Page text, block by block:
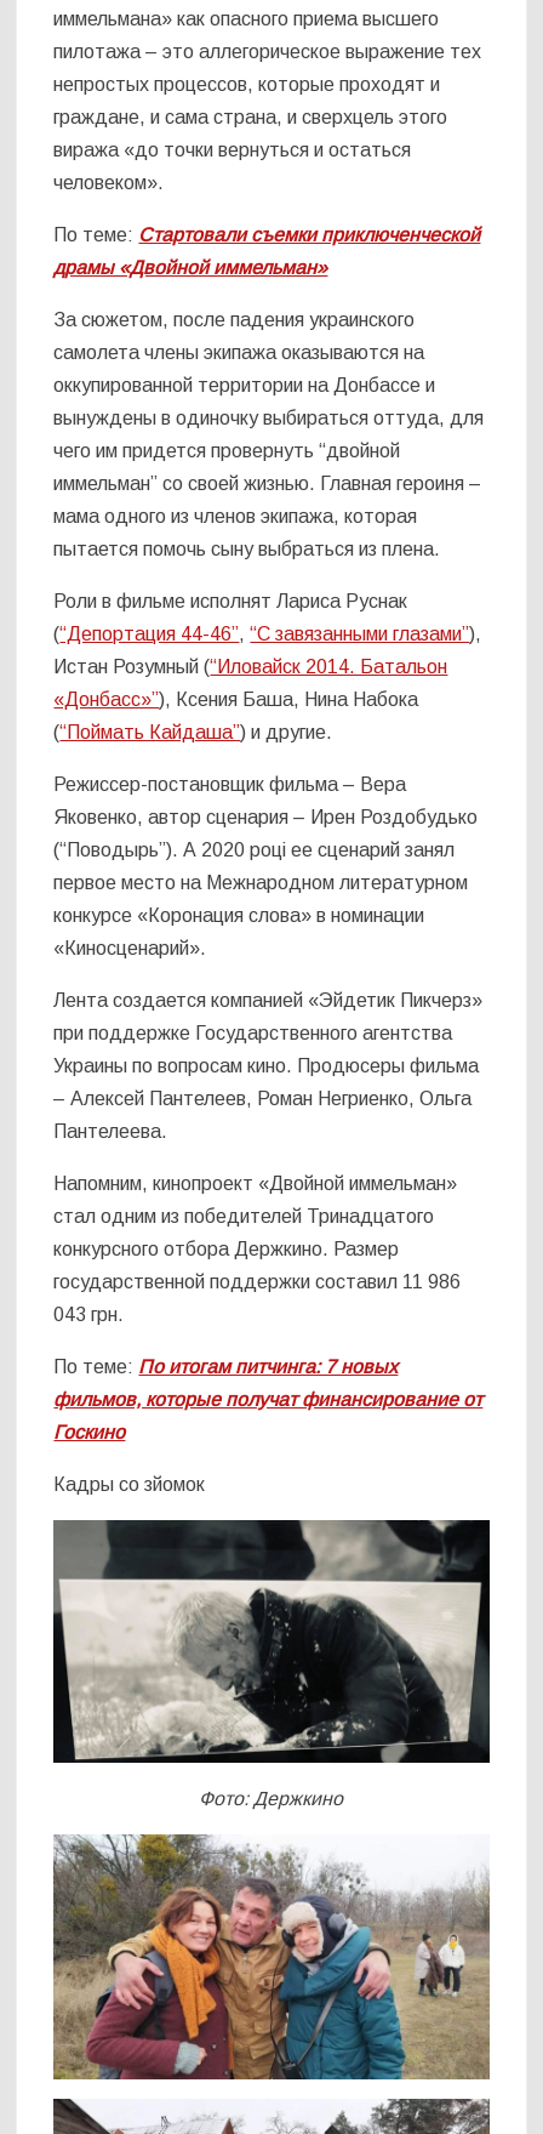
иммельмана» как опасного приема высшего
пилотажа – это аллегорическое выражение тех
непростых процессов, которые проходят и
граждане, и сама страна, и сверхцель этого
виража «до точки вернуться и остаться
человеком».
По теме: Стартовали съемки приключенческой
драмы «Двойной иммельман»
За сюжетом, после падения украинского
самолета члены экипажа оказываются на
оккупированной территории на Донбассе и
вынуждены в одиночку выбираться оттуда, для
чего им придется провернуть “двойной
иммельман” со своей жизнью. Главная героиня –
мама одного из членов экипажа, которая
пытается помочь сыну выбраться из плена.
Роли в фильме исполнят Лариса Руснак
(“Депортация 44-46”,“С завязанными глазами”),
Истан Розумный (“Иловайск 2014. Батальон
«Донбасс»”), Ксения Баша, Нина Набока
(“Поймать Кайдаша”) и другие.
Режиссер-постановщик фильма – Вера
Яковенко, автор сценария – Ирен Роздобудько
(“Поводырь”). А 2020 році ее сценарий занял
первое место на Межнародном литературном
конкурсе «Коронация слова» в номинации
«Киносценарий».
Лента создается компанией «Эйдетик Пикчерз»
при поддержке Государственного агентства
Украины по вопросам кино. Продюсеры фильма
– Алексей Пантелеев, Роман Негриенко, Ольга
Пантелеева.
Напомним, кинопроект «Двойной иммельман»
стал одним из победителей Тринадцатого
конкурсного отбора Держкино. Размер
государственной поддержки составил 11 986
043 грн.
По теме: По итогам питчинга: 7 новых
фильмов, которые получат финансирование от
Госкино
Кадры со зйомок
Фото: Держкино